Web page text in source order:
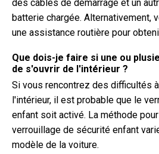
des câbles de démarrage et un
batterie chargée. Alternativement,
une assistance routière pour
Que dois-je faire si une ou
de s'ouvrir de l'intérieur ?
Si vous rencontrez des difficultés
l'intérieur, il est probable que le
enfant soit activé. La méthode
verrouillage de sécurité enfant
modèle de la voiture.